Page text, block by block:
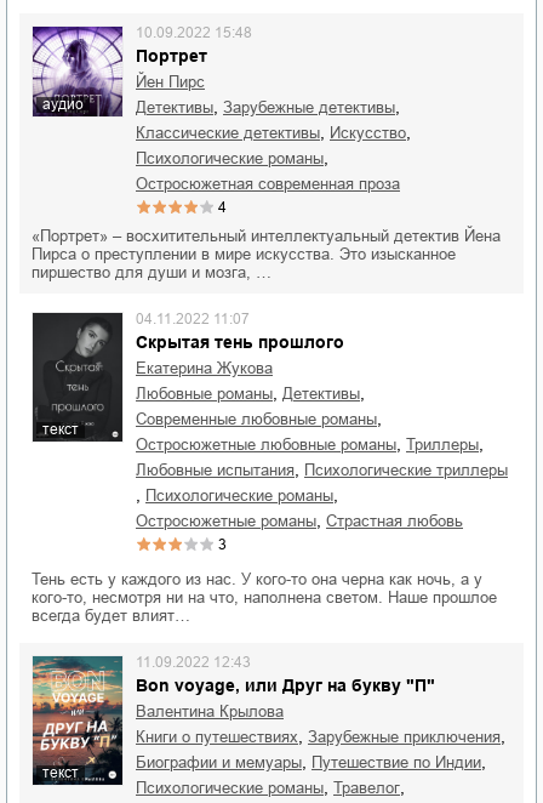
аудио
Портрет
10.09.2022 15:48
Йен Пирс
детективы
зарубежные детективы
классические детективы искусство
психологические романы
остросюжетная современная проза
4
«Портрет» – восхитительный интеллектуальный детектив Йена
Пирса о преступлении в мире искусства. Это изысканное
пиршество для души и мозга, …
текст
Скрытая тень прошлого
04.11.2022 11:07
Екатерина Жукова
любовные романы
детективы
современные любовные романы
остросюжетные любовные романы триллеры
любовные испытания психологические триллеры
психологические романы
остросюжетные романы страстная любовь
3
Тень есть у каждого из нас. У кого-то она черна как ночь, а у
кого-то, несмотря ни на что, наполнена светом. Наше прошлое
всегда будет влият…
текст
Bon voyage, или Друг на букву "П"
11.09.2022 12:43
Валентина Крылова
книги о путешествиях
зарубежные приключения
биографии и мемуары путешествие по Индии
психологические романы травелог